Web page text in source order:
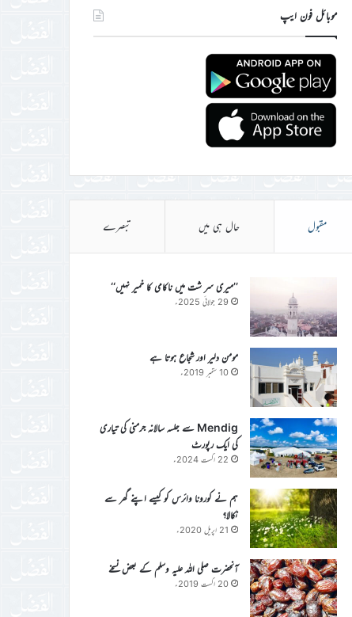
موبائل فون ایپ
مقبول حال ہی میں تبصرے
’’میری سر شت میں ناکامی کا خمیر نہیں‘‘
29 جولائی 2025ء
مومن دلیر اور شجاع ہوتا ہے
10 ستمبر 2019ء
Mendig سے جلسہ سالانہ جرمنی کی تیاری
کی ایک رپورٹ
22 اگست 2024ء
ہم نے کورونا وائرس کو کیسے اپنے گھر سے
نکالا؟
21 اپریل 2020ء
آنحضرت صلی اللہ علیہ وسلم کے بعض نسخے
20 اگست 2019ء